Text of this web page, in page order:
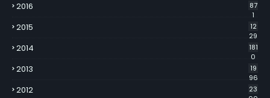
2016
87
1
2015
12
29
2014
181
0
2013
19
96
2012
23